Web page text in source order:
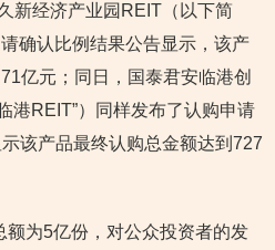
新经济产业园REIT（以下简
确认比例结果公告显示，该产
亿元；同日，国泰君安临港创
港REIT”）同样发布了认购申请
该产品最终认购总金额达到727
为5亿份，对公众投资者的发